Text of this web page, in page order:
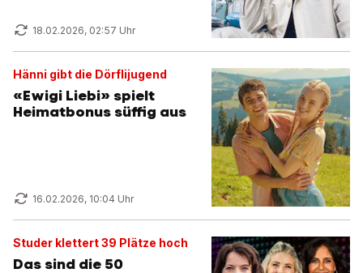
18.02.2026, 02:57 Uhr
Hänni gibt die Dörflijugend
«Ewigi Liebi» spielt
Heimatbonus süffig aus
16.02.2026, 10:04 Uhr
Studer klettert 39 Plätze hoch
Das sind die 50